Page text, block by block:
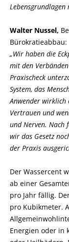
Lebensgrundlagen
Walter Nussel,
Bürokratieabbau:
Wir haben die
mit den
Praxischeck
System, das
Anwender wirklich
Vertrauen und
und Nerven. Nach
wir das Gesetz
der Praxis
Der Wassercent
ab einer
pro Jahr fällig.
pro Kubikmeter.
Energien oder in